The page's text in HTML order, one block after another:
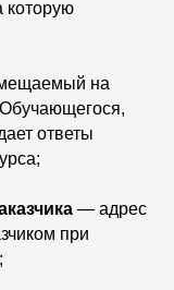
которую
на
ответы
— адрес
при